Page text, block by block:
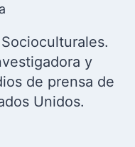
y
de prensa de
Unidos.